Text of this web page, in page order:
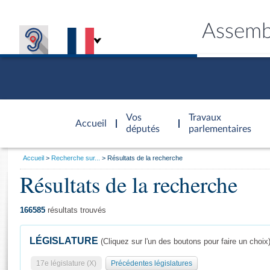
Accueil
d'accueil
Vos
députés
Travaux
parlementaires
Général
Vous
Accueil Recherche sur... Résultats de la recherche
Résultats de la recherche
166585 résultats trouvés
LÉGISLATURE (Cliquez sur l'un des boutons pour faire un choix)
17e législature (X) Précédentes législatures